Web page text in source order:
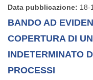
Data pubblicazione: 18-
BANDO AD
COPERTURA DI
INDETERMINATO
PROCESSI